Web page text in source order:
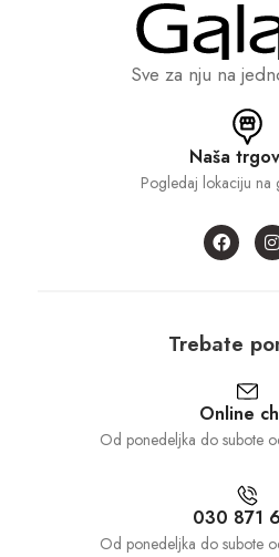
Sve za nju na
Naša
Pogledaj lokaciju na
Trebate
Online
Od ponedeljka do subote
030 871
Od ponedeljka do subote